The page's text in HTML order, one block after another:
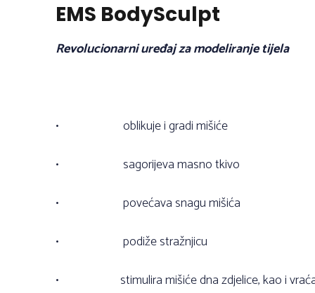
EMS BodySculpt
Revolucionarni uređaj za modeliranje tijela
• oblikuje i gradi mišiće
• sagorijeva masno tkivo
• povećava snagu mišića
• podiže stražnjicu
• stimulira mišiće dna zdjelice, kao i